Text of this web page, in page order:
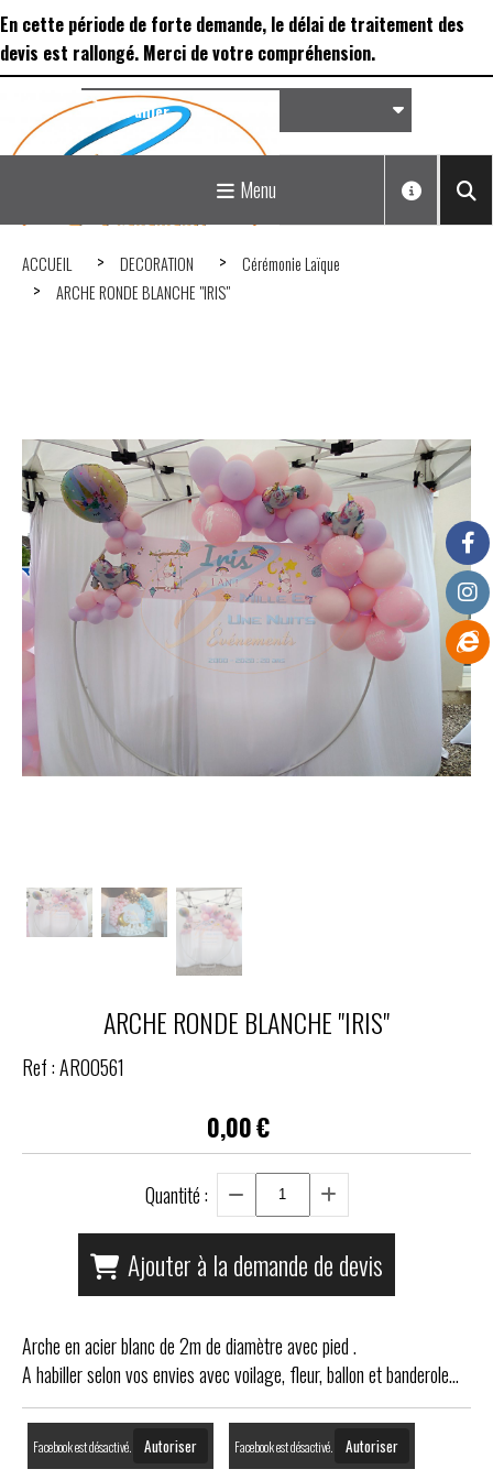
En cette période de forte demande, le délai de traitement des
devis est rallongé. Merci de votre compréhension.
Matériel de réception &
Déco...
Panier
Menu
ACCUEIL DECORATION
Cérémonie Laïque
ARCHE RONDE BLANCHE "IRIS"
ARCHE RONDE BLANCHE "IRIS"
Ref :AR00561
0,00€
Quantité :
Ajouter à la demande de devis
Arche en acier blanc de 2m de diamètre avec pied .
A habiller selon vos envies avec voilage, fleur, ballon et banderole...
Facebook est désactivé. Autoriser Facebook est désactivé. Autoriser